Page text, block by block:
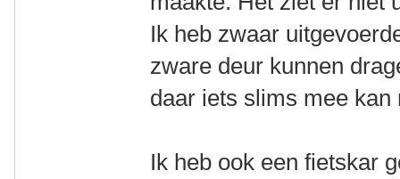
Ik heb zwaar
zware deur kunnen
daar iets slims mee kan
Ik heb ook een fietskar